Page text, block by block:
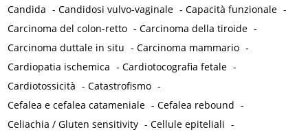
Candida -Candidosi vulvo-vaginale -Capacità funzionale -
Carcinoma del colon-retto -Carcinoma della tiroide -
Carcinoma duttale in situ -Carcinoma mammario -
Cardiopatia ischemica -Cardiotocografia fetale -
Cardiotossicità -Catastrofismo -
Cefalea e cefalea catameniale -Cefalea rebound -
Celiachia / Gluten sensitivity -Cellule epiteliali -